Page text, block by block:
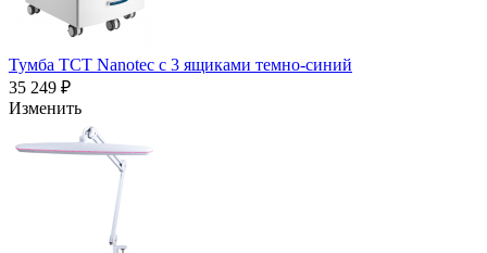
Тумба TCT Nanotec с 3 ящиками темно-синий
35 249 ₽
Изменить